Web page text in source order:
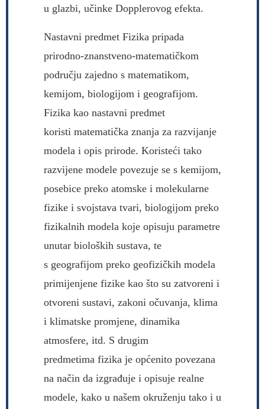
u glazbi, učinke Dopplerovog efekta.
Nastavni predmet Fizika pripada
prirodno-znanstveno-matematičkom
području zajedno s matematikom,
kemijom, biologijom i geografijom.
Fizika kao nastavni predmet
koristi matematička znanja za razvijanje
modela i opis prirode. Koristeći tako
razvijene modele povezuje se s kemijom,
posebice preko atomske i molekularne
fizike i svojstava tvari, biologijom preko
fizikalnih modela koje opisuju parametre
unutar bioloških sustava, te
s geografijom preko geofizičkih modela
primijenjene fizike kao što su zatvoreni i
otvoreni sustavi, zakoni očuvanja, klima
i klimatske promjene, dinamika
atmosfere, itd. S drugim
predmetima fizika je općenito povezana
na način da izgrađuje i opisuje realne
modele, kako u našem okruženju tako i u